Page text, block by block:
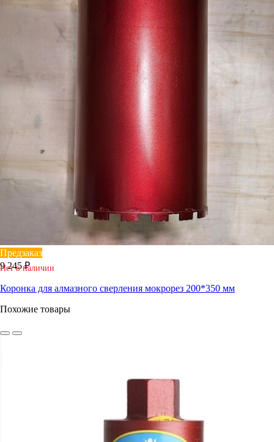
Предзаказ
9 245 ₽
Нет в наличии
Коронка для алмазного сверления мокрорез 200*350 мм
Похожие товары